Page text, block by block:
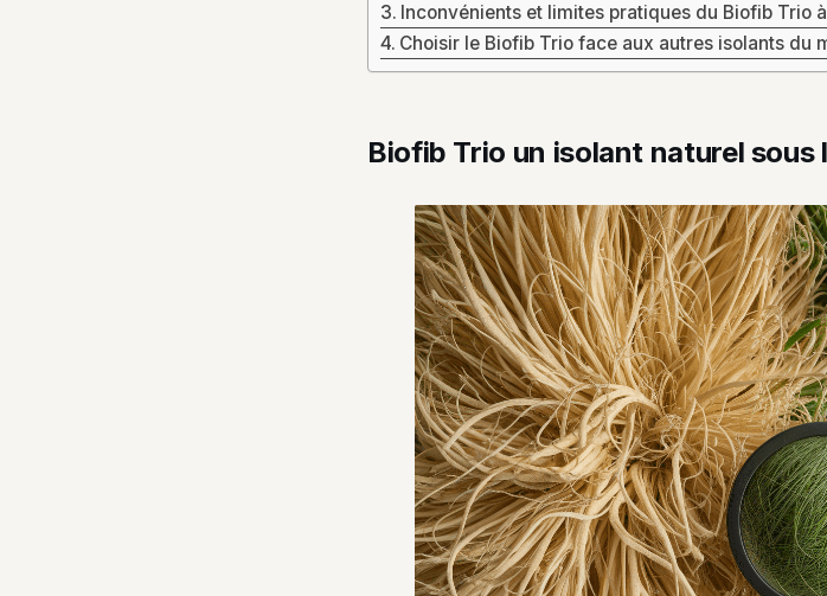
Inconvénients et limites pratiques du Biofib Trio
Choisir le Biofib Trio face aux autres isolants du
Biofib Trio un isolant naturel sous